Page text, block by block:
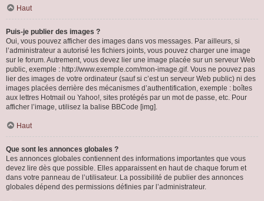
Haut
Puis-je publier des images ?
Oui, vous pouvez afficher des images dans vos messages. Par ailleurs, si
l’administrateur a autorisé les fichiers joints, vous pouvez charger une image
sur le forum. Autrement, vous devez lier une image placée sur un serveur Web
public, exemple : http://www.exemple.com/mon-image.gif. Vous ne pouvez pas
lier des images de votre ordinateur (sauf si c’est un serveur Web public) ni des
images placées derrière des mécanismes d’authentification, exemple : boîtes
aux lettres Hotmail ou Yahoo!, sites protégés par un mot de passe, etc. Pour
afficher l’image, utilisez la balise BBCode [img].
Haut
Que sont les annonces globales ?
Les annonces globales contiennent des informations importantes que vous
devez lire dès que possible. Elles apparaissent en haut de chaque forum et
dans votre panneau de l’utilisateur. La possibilité de publier des annonces
globales dépend des permissions définies par l’administrateur.